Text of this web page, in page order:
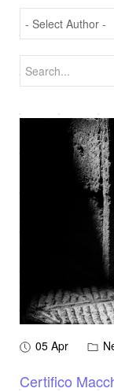
05 Apr
Certifico